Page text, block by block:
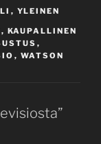
, YLEINEN
, KAUPALLINEN
,
, WATSON